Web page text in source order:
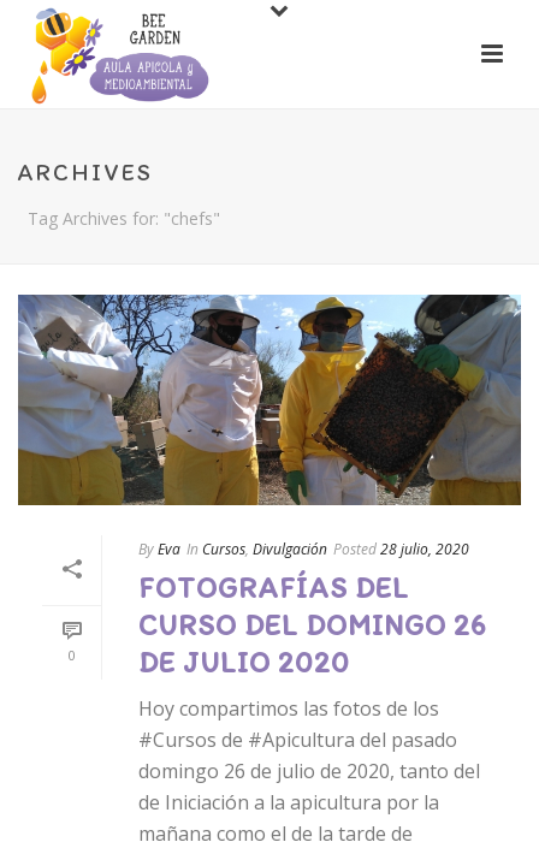
ARCHIVES
Tag Archives for: "chefs"
0
ByEva In Cursos, Divulgación Posted28 julio, 2020
FOTOGRAFÍAS DEL
CURSO DEL DOMINGO 26
DE JULIO 2020
Hoy compartimos las fotos de los
#Cursos de #Apicultura del pasado
domingo 26 de julio de 2020, tanto del
de Iniciación a la apicultura por la
mañana como el de la tarde de